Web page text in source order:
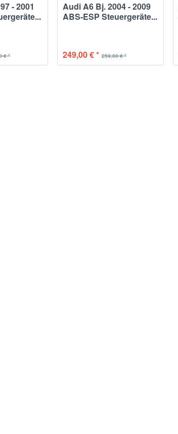
- 2001
€ *
Audi A6 Bj. 2004 - 2009
ABS-ESP Steuergeräte...
259,00 € *
249,00 € *